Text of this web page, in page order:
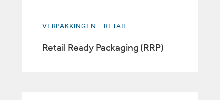
VERPAKKINGEN - RETAIL
Retail Ready Packaging (RRP)